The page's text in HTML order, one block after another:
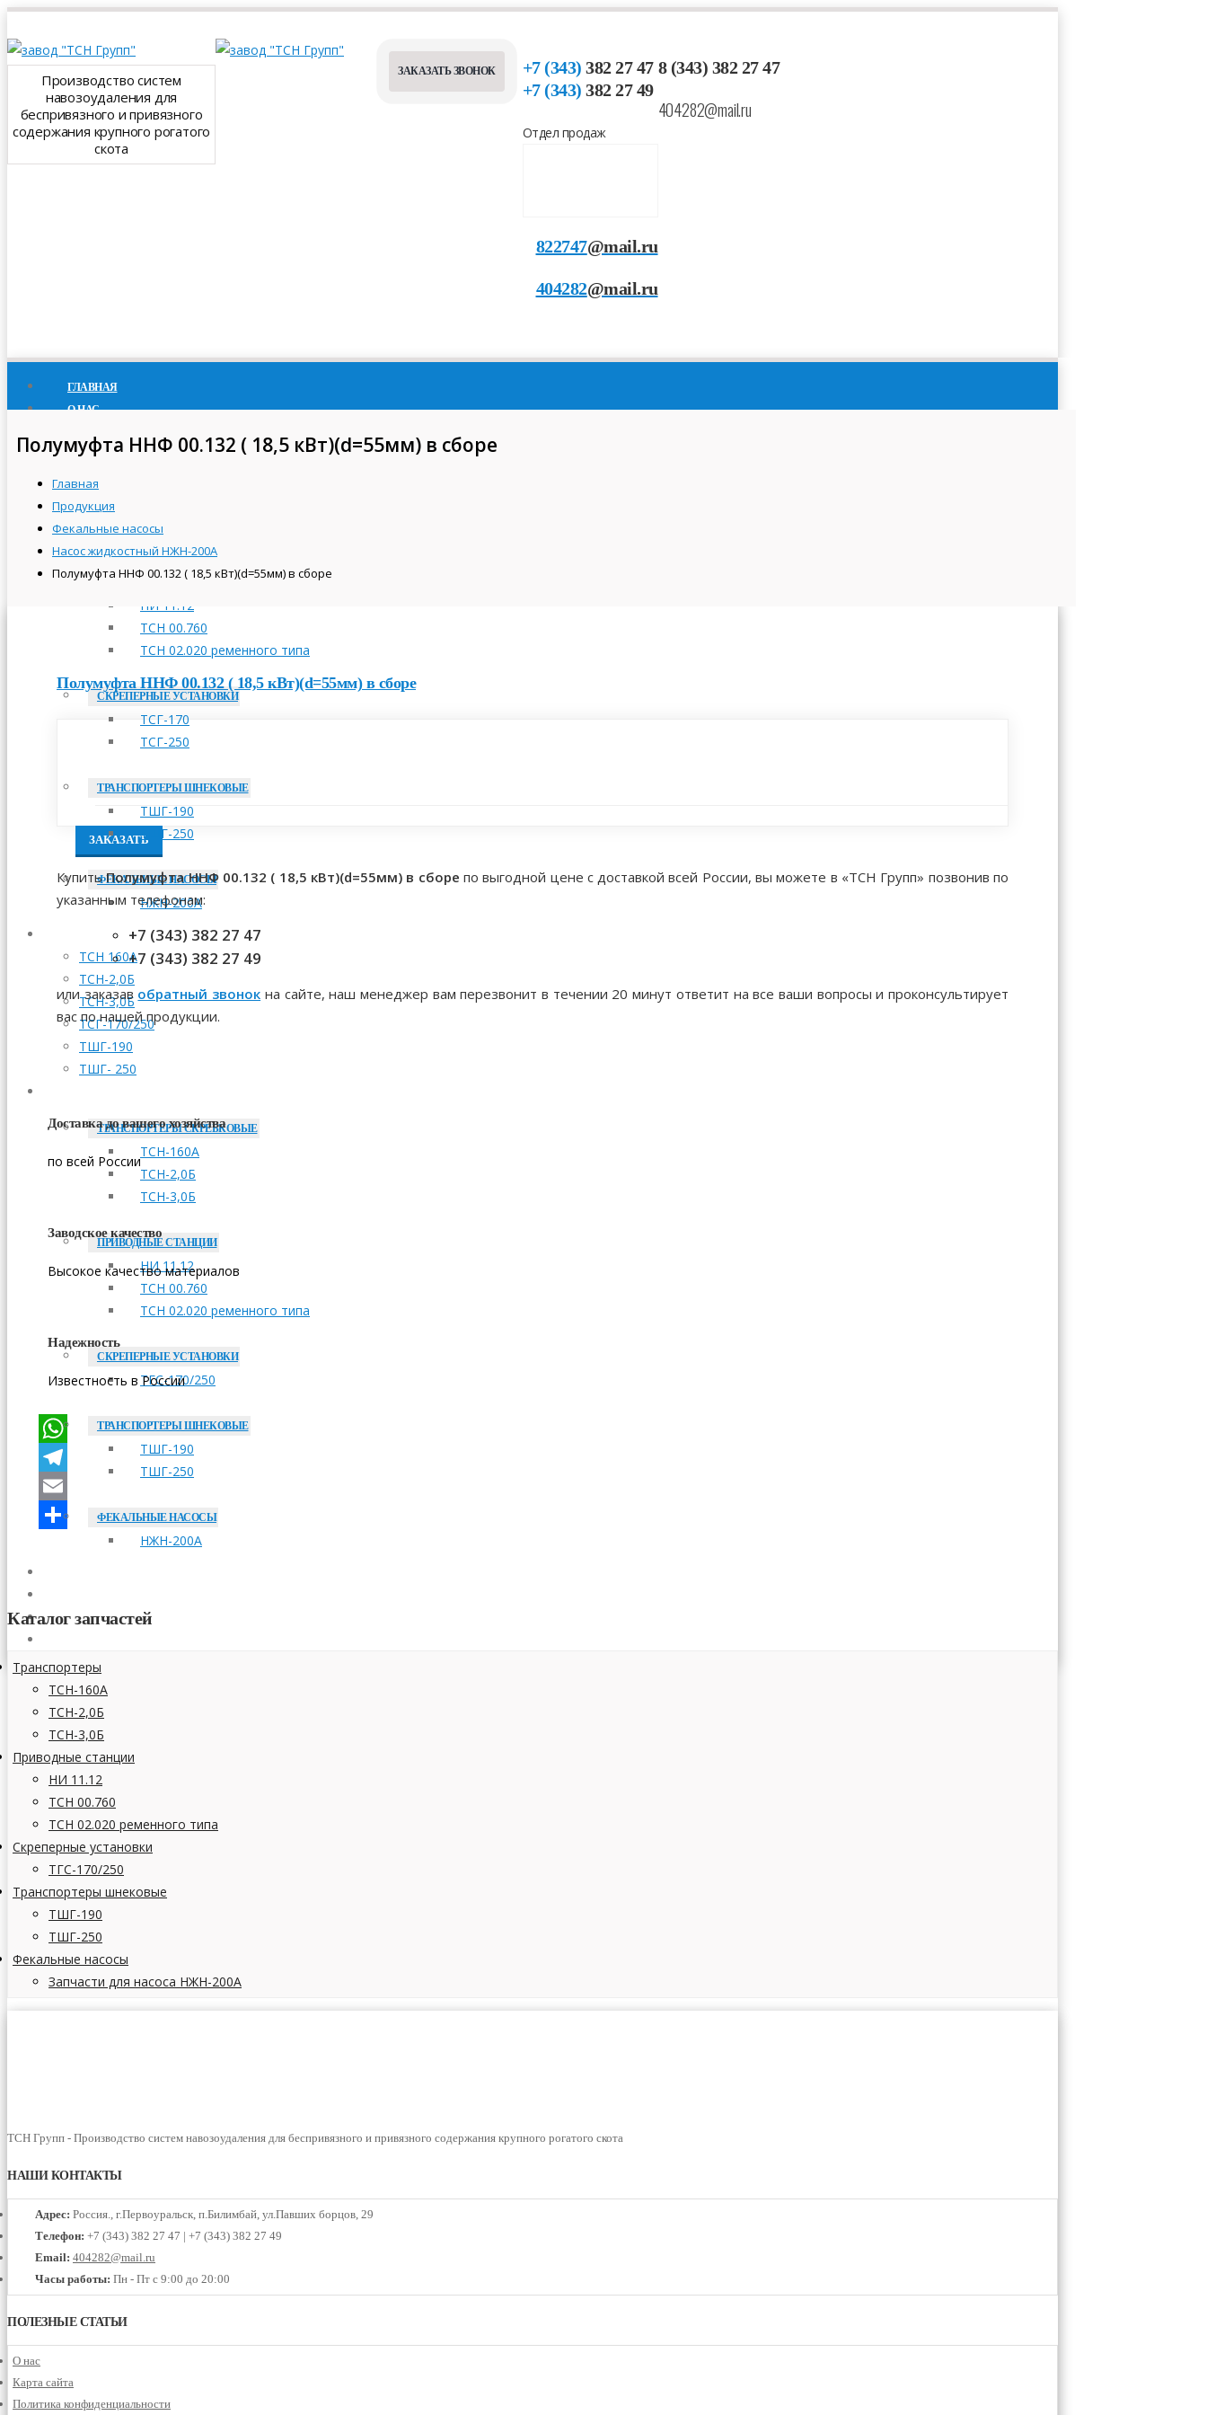
Производство систем
навозоудаления для
беспривязного и привязного
содержания крупного рогатого
скота
ЗАКАЗАТЬ ЗВОНОК +7 (343) 382 27 47
+7 (343) 382 27 49
Отдел продаж
822747@mail.ru
404282@mail.ru
8 (343) 382 27 47
404282@mail.ru
ГЛАВНАЯ
О НАС
ТСН-3,0Б
ПРИВОДНЫЕ СТАНЦИИ
НИ 11.12
ТСН 00.760
ТСН 02.020 ременного типа
СКРЕПЕРНЫЕ УСТАНОВКИ
ТСГ-170
ТСГ-250
ТРАНСПОРТЕРЫ ШНЕКОВЫЕ
ТШГ-190
ТШГ-250
ФЕКАЛЬНЫЕ НАСОСЫ
НЖН-200А
МОНТАЖ
ТСН 160А
ТСН-2,0Б
ТСН-3,0Б
ТСГ-170/250
ТШГ-190
ТШГ- 250
ТРАНСПОРТЕРЫ СКРЕБКОВЫЕ
ТСН-160А
ТСН-2,0Б
ТСН-3,0Б
ПРИВОДНЫЕ СТАНЦИИ
НИ 11.12
ТСН 00.760
ТСН 02.020 ременного типа
СКРЕПЕРНЫЕ УСТАНОВКИ
ТГС-170/250
ТРАНСПОРТЕРЫ ШНЕКОВЫЕ
ТШГ-190
ТШГ-250
ФЕКАЛЬНЫЕ НАСОСЫ
НЖН-200А
СТАТЬИ
Полумуфта ННФ 00.132 ( 18,5 кВт)(d=55мм) в сборе
Главная
Продукция
Фекальные насосы
Насос жидкостный НЖН-200А
Полумуфта ННФ 00.132 ( 18,5 кВт)(d=55мм) в сборе
Полумуфта ННФ 00.132 ( 18,5 кВт)(d=55мм) в сборе
ЗАКАЗАТЬ
КупитьПолумуфта ННФ 00.132 ( 18,5 кВт)(d=55мм) в сборе по выгодной цене с доставкой всей России, вы можете в «ТСН Групп» позвонив по
указанным телефонам:
+7 (343) 382 27 47
+7 (343) 382 27 49
или заказав обратный звонок на сайте, наш менеджер вам перезвонит в течении 20 минут ответит на все ваши вопросы и проконсультирует
вас по нашей продукции.
Доставка до вашего хозяйства
по всей России
Заводское качество
Высокое качество материалов
Надежность
Известность в России
WhatsApp
Telegram
Email
Каталог запчастей
Транспортеры
ТСН-160А
ТСН-2,0Б
ТСН-3,0Б
Приводные станции
НИ 11.12
ТСН 00.760
ТСН 02.020 ременного типа
Скреперные установки
ТГС-170/250
Транспортеры шнековые
ТШГ-190
ТШГ-250
Фекальные насосы
Запчасти для насоса НЖН-200А
ТСН Групп - Производство систем навозоудаления для беспривязного и привязного содержания крупного рогатого скота
НАШИ КОНТАКТЫ
Адрес: Россия., г.Первоуральск, п.Билимбай, ул.Павших борцов, 29
Телефон: +7 (343) 382 27 47 | +7 (343) 382 27 49
Email: 404282@mail.ru
Часы работы: Пн - Пт с 9:00 до 20:00
ПОЛЕЗНЫЕ СТАТЬИ
О нас
Карта сайта
Политика конфиденциальности